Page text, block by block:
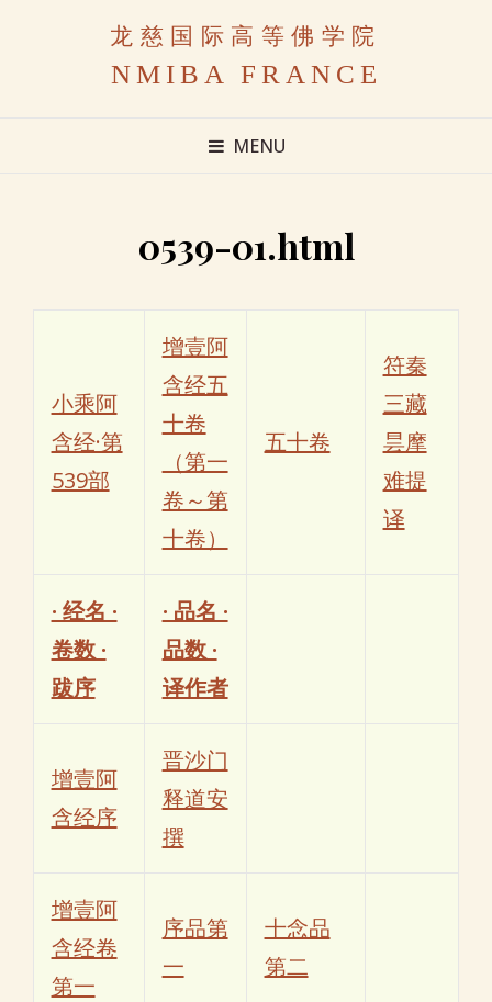
龙慈国际高等佛学院
NMIBA FRANCE
MENU
0539-01.html
小乘阿
含经·第
539部
增壹阿
含经五
十卷
（第一
卷～第
十卷）
五十卷
符秦
三藏
昙摩
难提
译
· 经名 ·
卷数 ·
跋序
· 品名 ·
品数 ·
译作者
增壹阿
含经序
晋沙门
释道安
撰
增壹阿
含经卷
第一
序品第
一
十念品
第二